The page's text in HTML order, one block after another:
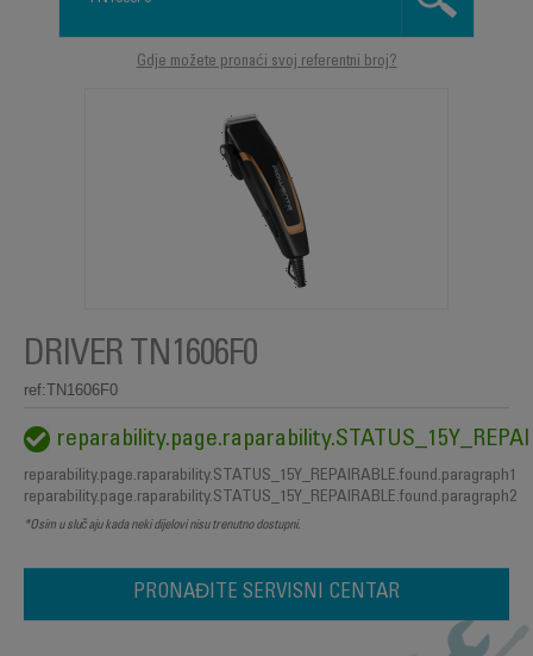
Gdje možete pronaći svoj referentni broj?
DRIVER TN1606F0
ref:TN1606F0
reparability.page.raparability.STATUS_15Y_REPAIRABLE.found.paragraph1
reparability.page.raparability.STATUS_15Y_REPAIRABLE.found.paragraph2
*Osim u slučaju kada neki dijelovi nisu trenutno dostupni.
PRONAĐITE SERVISNI CENTAR